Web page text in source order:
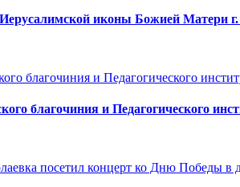
иконы Божией Матери
благочиния и Педагогического